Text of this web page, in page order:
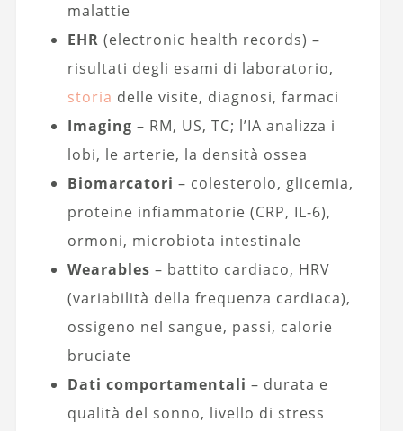
malattie
EHR (electronic health records) –
risultati degli esami di laboratorio,
storia delle visite, diagnosi, farmaci
Imaging – RM, US, TC; l’IA analizza i
lobi, le arterie, la densità ossea
Biomarcatori – colesterolo, glicemia,
proteine infiammatorie (CRP, IL-6),
ormoni, microbiota intestinale
Wearables – battito cardiaco, HRV
(variabilità della frequenza cardiaca),
ossigeno nel sangue, passi, calorie
bruciate
Dati comportamentali – durata e
qualità del sonno, livello di stress